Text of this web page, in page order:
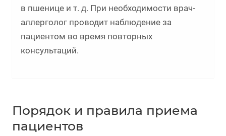
в пшенице и т. д. При необходимости врач-
аллерголог проводит наблюдение за
пациентом во время повторных
консультаций.
Порядок и правила приема
пациентов